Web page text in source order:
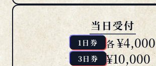
1日券 各¥4,000
3日券 ¥10,000
高校生 3日通し ¥2,000